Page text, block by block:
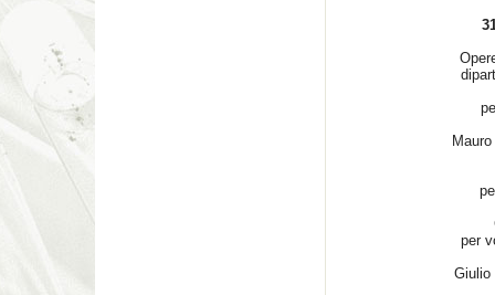
per
Giulio